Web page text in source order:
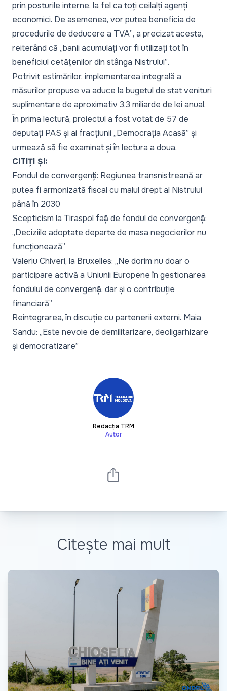
prin posturile interne, la fel ca toți ceilalți agenți
economici. De asemenea, vor putea beneficia de
procedurile de deducere a TVA”, a precizat acesta,
reiterând că „banii acumulați vor fi utilizați tot în
beneficiul cetățenilor din stânga Nistrului”.
Potrivit estimărilor, implementarea integrală a
măsurilor propuse va aduce la bugetul de stat venituri
suplimentare de aproximativ 3.3 miliarde de lei anual.
În prima lectură, proiectul a fost votat de 57 de
deputați PAS și ai fracțiunii „Democrația Acasă” și
urmează să fie examinat și în lectura a doua.
CITIȚI ȘI:
Fondul de convergență: Regiunea transnistreană ar
putea fi armonizată fiscal cu malul drept al Nistrului
până în 2030
Scepticism la Tiraspol față de fondul de convergență:
„Deciziile adoptate departe de masa negocierilor nu
funcționează”
Valeriu Chiveri, la Bruxelles: „Ne dorim nu doar o
participare activă a Uniunii Europene în gestionarea
fondului de convergență, dar și o contribuție
financiară”
Reintegrarea, în discuție cu partenerii externi. Maia
Sandu: „Este nevoie de demilitarizare, deoligarhizare
și democratizare”
Redacția TRM
Autor
Citește mai mult